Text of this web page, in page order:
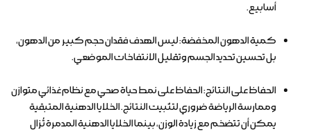
أسابيع.
كمية الدهون المخفضة: ليس الهدف فقدان حجم كبير من الدهون،
بل تحسين تحديد الجسم وتقليل الانتفاخات الموضعي.
الحفاظ على النتائج: الحفاظ على نمط حياة صحي مع نظام غذائي متوازن
وممارسة الرياضة ضروري لتثبيت النتائج. الخلايا الدهنية المتبقية
يمكن أن تتضخم مع زيادة الوزن، بينما الخلايا الدهنية المدمرة تُزال